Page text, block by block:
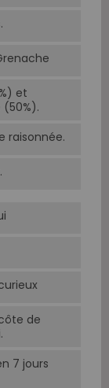
et
raisonnée.
de
7 jours